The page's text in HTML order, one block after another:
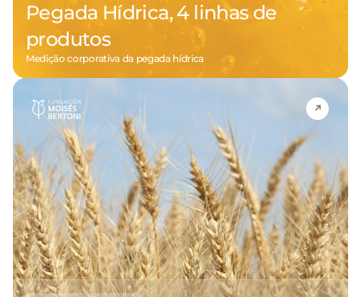
Pegada Hídrica, 4 linhas de
produtos
Medição corporativa da pegada hídrica